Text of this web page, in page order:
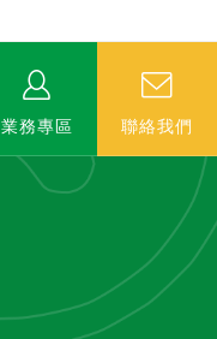
業務專區 聯絡我們